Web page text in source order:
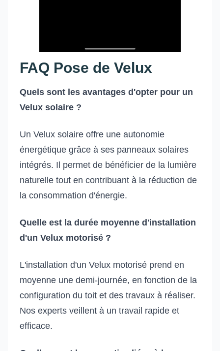
FAQ Pose de Velux
Quels sont les avantages d'opter pour un
Velux solaire ?
Un Velux solaire offre une autonomie
énergétique grâce à ses panneaux solaires
intégrés. Il permet de bénéficier de la lumière
naturelle tout en contribuant à la réduction de
la consommation d'énergie.
Quelle est la durée moyenne d'installation
d'un Velux motorisé ?
L'installation d'un Velux motorisé prend en
moyenne une demi-journée, en fonction de la
configuration du toit et des travaux à réaliser.
Nos experts veillent à un travail rapide et
efficace.